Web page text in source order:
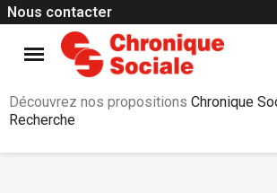
Nous contacter
Découvrez nos propositions Chronique
Recherche